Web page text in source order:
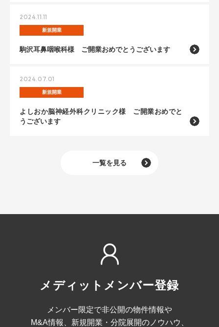
2024.11.11
新規開業
駒沢耳鼻咽喉科様 ご開業おめでとうございます
2024.07.01
新規開業
よしおか脳神経外科クリニック様 ご開業おめでと
うございます
一覧を見る
メディットメンバー登録
メンバー限定で非公開の物件情報や
M&A情報、 新規開業・分院展開のノウハウ、